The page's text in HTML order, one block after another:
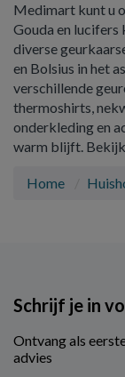
Medimart kunt u
Gouda en lucifers
diverse
en Bolsius in het
verschillende
thermoshirts,
onderkleding en
warm blijft. Bekijk
Home
Schrijf je in
Ontvang als
advies